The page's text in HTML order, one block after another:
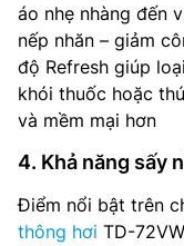
áo nhẹ nhàng đến
nếp nhăn – giảm
độ Refresh giúp
khói thuốc hoặc
và mềm mại hơn
4. Khả năng sấy
Điểm nổi bật trên
thông hơi TD-